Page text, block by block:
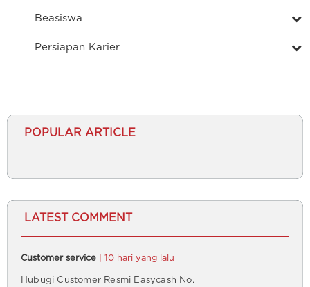
Beasiswa
Persiapan Karier
POPULAR ARTICLE
LATEST COMMENT
Customer service | 10 hari yang lalu
Hubugi Customer Resmi Easycash No.